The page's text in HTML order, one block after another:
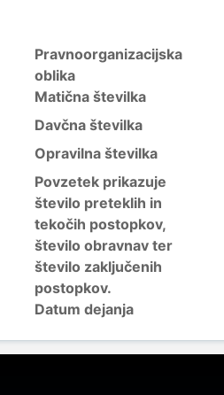
Pravnoorganizacijska
oblika
Matična številka
Davčna številka
Opravilna številka
Povzetek prikazuje
število preteklih in
tekočih postopkov,
število obravnav ter
število zaključenih
postopkov.
Datum dejanja